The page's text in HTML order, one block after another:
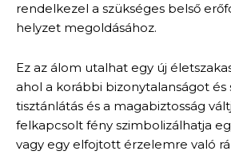
rendelkezel a szükséges belső
helyzet megoldásához.
Ez az álom utalhat egy új
ahol a korábbi bizonytalanságot és
tisztánlátás és a magabiztosság
felkapcsolt fény szimbolizálhatja
vagy egy elfojtott érzelemre való